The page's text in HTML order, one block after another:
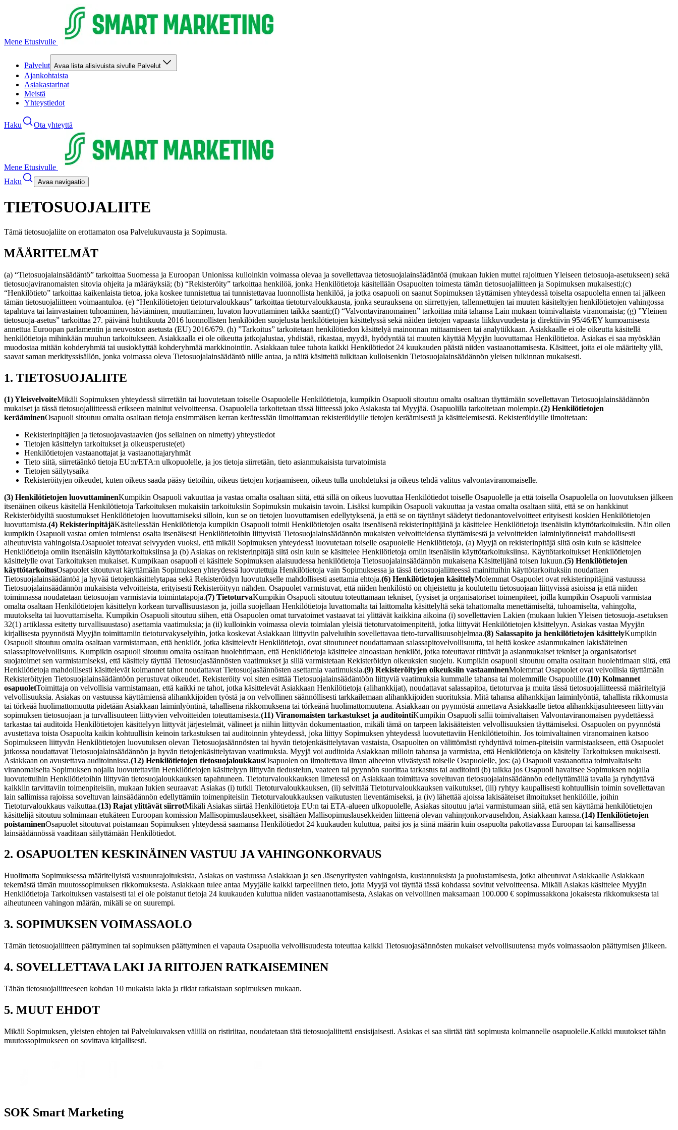
Mene Etusivulle
Palvelut Avaa lista alisivuista sivulle Palvelut
Ajankohtaista
Asiakastarinat
Meistä
Yhteystiedot
Haku Ota yhteyttä
Mene Etusivulle
Haku
Avaa navigaatio
TIETOSUOJALIITE
Tämä tietosuojaliite on erottamaton osa Palvelukuvausta ja Sopimusta.
MÄÄRITELMÄT
(a) “Tietosuojalainsäädäntö” tarkoittaa Suomessa ja Euroopan Unionissa kulloinkin voimassa olevaa ja sovellettavaa tietosuojalainsäädäntöä (mukaan lukien muttei rajoittuen Yleiseen tietosuoja-asetukseen) sekä
tietosuojaviranomaisten sitovia ohjeita ja määräyksiä; (b) “Rekisteröity” tarkoittaa henkilöä, jonka Henkilötietoja käsitellään Osapuolten toimesta tämän tietosuojaliitteen ja Sopimuksen mukaisesti;(c)
“Henkilötieto” tarkoittaa kaikenlaista tietoa, joka koskee tunnistettua tai tunnistettavaa luonnollista henkilöä, ja jotka osapuoli on saanut Sopimuksen täyttämisen yhteydessä toiselta osapuolelta ennen tai jälkeen
tämän tietosuojaliitteen voimaantuloa. (e) “Henkilötietojen tietoturvaloukkaus” tarkoittaa tietoturvaloukkausta, jonka seurauksena on siirrettyjen, tallennettujen tai muuten käsiteltyjen henkilötietojen vahingossa
tapahtuva tai lainvastainen tuhoaminen, häviäminen, muuttaminen, luvaton luovuttaminen taikka saanti;(f) “Valvontaviranomainen” tarkoittaa mitä tahansa Lain mukaan toimivaltaista viranomaista; (g) ”Yleinen
tietosuoja-asetus” tarkoittaa 27. päivänä huhtikuuta 2016 luonnollisten henkilöiden suojelusta henkilötietojen käsittelyssä sekä näiden tietojen vapaasta liikkuvuudesta ja direktiivin 95/46/EY kumoamisesta
annettua Euroopan parlamentin ja neuvoston asetusta (EU) 2016/679. (h) ”Tarkoitus” tarkoitetaan henkilötiedon käsittelyä mainonnan mittaamiseen tai analytiikkaan. Asiakkaalle ei ole oikeutta käsitellä
henkilötietoja mihinkään muuhun tarkoitukseen. Asiakkaalla ei ole oikeutta jatkojalustaa, yhdistää, rikastaa, myydä, hyödyntää tai muuten käyttää Myyjän luovuttamaa Henkilötietoa. Asiakas ei saa myöskään
muodostaa mitään kohderyhmiä tai uusiokäyttää kohderyhmää markkinointiin. Asiakkaan tulee tuhota kaikki Henkilötiedot 24 kuukauden päästä niiden vastaanottamisesta. Käsitteet, joita ei ole määritelty yllä,
saavat saman merkityssisällön, jonka voimassa oleva Tietosuojalainsäädäntö niille antaa, ja näitä käsitteitä tulkitaan kulloisenkin Tietosuojalainsäädännön yleisen tulkinnan mukaisesti.
1. TIETOSUOJALIITE
(1) YleisvelvoiteMikäli Sopimuksen yhteydessä siirretään tai luovutetaan toiselle Osapuolelle Henkilötietoja, kumpikin Osapuoli sitoutuu omalta osaltaan täyttämään sovellettavan Tietosuojalainsäädännön
mukaiset ja tässä tietosuojaliitteessä erikseen mainitut velvoitteensa. Osapuolella tarkoitetaan tässä liitteessä joko Asiakasta tai Myyjää. Osapuolilla tarkoitetaan molempia.(2) Henkilötietojen
kerääminenOsapuoli sitoutuu omalta osaltaan tietoja ensimmäisen kerran kerätessään ilmoittamaan rekisteröidyille tietojen keräämisestä ja käsittelemisestä. Rekisteröidyille ilmoitetaan:
Rekisterinpitäjien ja tietosuojavastaavien (jos sellainen on nimetty) yhteystiedot
Tietojen käsittelyn tarkoitukset ja oikeusperuste(et)
Henkilötietojen vastaanottajat ja vastaanottajaryhmät
Tieto siitä, siirretäänkö tietoja EU:n/ETA:n ulkopuolelle, ja jos tietoja siirretään, tieto asianmukaisista turvatoimista
Tietojen säilytysaika
Rekisteröityjen oikeudet, kuten oikeus saada pääsy tietoihin, oikeus tietojen korjaamiseen, oikeus tulla unohdetuksi ja oikeus tehdä valitus valvontaviranomaiselle.
(3) Henkilötietojen luovuttaminenKumpikin Osapuoli vakuuttaa ja vastaa omalta osaltaan siitä, että sillä on oikeus luovuttaa Henkilötiedot toiselle Osapuolelle ja että toisella Osapuolella on luovutuksen jälkeen
itsenäinen oikeus käsitellä Henkilötietoja Tarkoituksen mukaisiin tarkoituksiin Sopimuksin mukaisin tavoin. Lisäksi kumpikin Osapuoli vakuuttaa ja vastaa omalta osaltaan siitä, että se on hankkinut
Rekisteröidyiltä suostumukset Henkilötietojen luovuttamiseksi silloin, kun se on tietojen luovuttamisen edellytyksenä, ja että se on täyttänyt säädetyt tiedonantovelvoitteet erityisesti koskien Henkilötietojen
luovuttamista.(4) RekisterinpitäjäKäsitellessään Henkilötietoja kumpikin Osapuoli toimii Henkilötietojen osalta itsenäisenä rekisterinpitäjänä ja käsittelee Henkilötietoja itsenäisiin käyttötarkoituksiin. Näin ollen
kumpikin Osapuoli vastaa omien toimiensa osalta itsenäisesti Henkilötietoihin liittyvistä Tietosuojalainsäädännön mukaisten velvoitteidensa täyttämisestä ja velvoitteiden laiminlyönneistä mahdollisesti
aiheutuvista vahingoista.Osapuolet toteavat selvyyden vuoksi, että mikäli Sopimuksen yhteydessä luovutetaan toiselle osapuolelle Henkilötietoja, (a) Myyjä on rekisterinpitäjä siltä osin kuin se käsittelee
Henkilötietoja omiin itsenäisiin käyttötarkoituksiinsa ja (b) Asiakas on rekisterinpitäjä siltä osin kuin se käsittelee Henkilötietoja omiin itsenäisiin käyttötarkoituksiinsa. Käyttötarkoitukset Henkilötietojen
käsittelylle ovat Tarkoituksen mukaiset. Kumpikaan osapuoli ei käsittele Sopimuksen alaisuudessa henkilötietoja Tietosuojalainsäädännön mukaisena Käsittelijänä toisen lukuun.(5) Henkilötietojen
käyttötarkoitusOsapuolet sitoutuvat käyttämään Sopimuksen yhteydessä luovutettuja Henkilötietoja vain Sopimuksessa ja tässä tietosuojaliitteessä mainittuihin käyttötarkoituksiin noudattaen
Tietosuojalainsäädäntöä ja hyvää tietojenkäsittelytapaa sekä Rekisteröidyn luovutukselle mahdollisesti asettamia ehtoja.(6) Henkilötietojen käsittelyMolemmat Osapuolet ovat rekisterinpitäjinä vastuussa
Tietosuojalainsäädännön mukaisista velvoitteista, erityisesti Rekisteröityyn nähden. Osapuolet varmistuvat, että niiden henkilöstö on ohjeistettu ja koulutettu tietosuojaan liittyvissä asioissa ja että niiden
toiminnassa noudatetaan tietosuojan varmistavia toimintatapoja.(7) TietoturvaKumpikin Osapuoli sitoutuu toteuttamaan tekniset, fyysiset ja organisatoriset toimenpiteet, joilla kumpikin Osapuoli varmistaa
omalta osaltaan Henkilötietojen käsittelyn korkean turvallisuustason ja, joilla suojellaan Henkilötietoja luvattomalta tai laittomalta käsittelyltä sekä tahattomalta menettämiseltä, tuhoamiselta, vahingolta,
muutokselta tai luovuttamiselta. Kumpikin Osapuoli sitoutuu siihen, että Osapuolen omat turvatoimet vastaavat tai ylittävät kaikkina aikoina (i) sovellettavien Lakien (mukaan lukien Yleisen tietosuoja-asetuksen
32(1) artiklassa esitetty turvallisuustaso) asettamia vaatimuksia; ja (ii) kulloinkin voimassa olevia toimialan yleisiä tietoturvatoimenpiteitä, jotka liittyvät Henkilötietojen käsittelyyn. Asiakas vastaa Myyjän
kirjallisesta pyynnöstä Myyjän toimittamiin tietoturvakyselyihin, jotka koskevat Asiakkaan liittyviin palveluihin sovellettavaa tieto-turvallisuusohjelmaa.(8) Salassapito ja henkilötietojen käsittelyKumpikin
Osapuoli sitoutuu omalta osaltaan varmistamaan, että henkilöt, jotka käsittelevät Henkilötietoja, ovat sitoutuneet noudattamaan salassapitovelvollisuutta, tai heitä koskee asianmukainen lakisääteinen
salassapitovelvollisuus. Kumpikin osapuoli sitoutuu omalta osaltaan huolehtimaan, että Henkilötietoja käsittelee ainoastaan henkilöt, jotka toteuttavat riittävät ja asianmukaiset tekniset ja organisatoriset
suojatoimet sen varmistamiseksi, että käsittely täyttää Tietosuojasäännösten vaatimukset ja sillä varmistetaan Rekisteröidyn oikeuksien suojelu. Kumpikin osapuoli sitoutuu omalta osaltaan huolehtimaan siitä, että
Henkilötietoja mahdollisesti käsittelevät kolmannet tahot noudattavat Tietosuojasäännösten asettamia vaatimuksia.(9) Rekisteröityjen oikeuksiin vastaaminenMolemmat Osapuolet ovat velvollisia täyttämään
Rekisteröityjen Tietosuojalainsäädäntöön perustuvat oikeudet. Rekisteröity voi siten esittää Tietosuojalainsäädäntöön liittyviä vaatimuksia kummalle tahansa tai molemmille Osapuolille.(10) Kolmannet
osapuoletToimittaja on velvollisia varmistamaan, että kaikki ne tahot, jotka käsittelevät Asiakkaan Henkilötietoja (alihankkijat), noudattavat salassapitoa, tietoturvaa ja muita tässä tietosuojaliitteessä määriteltyjä
velvollisuuksia. Asiakas on vastuussa käyttämiensä alihankkijoiden työstä ja on velvollinen säännöllisesti tarkkailemaan alihankkijoiden suorituksia. Mitä tahansa alihankkijan laiminlyöntiä, tahallista rikkomusta
tai törkeää huolimattomuutta pidetään Asiakkaan laiminlyöntinä, tahallisena rikkomuksena tai törkeänä huolimattomuutena. Asiakkaan on pyynnöstä annettava Asiakkaalle tietoa alihankkijasuhteeseen liittyvän
sopimuksen tietosuojaan ja turvallisuuteen liittyvien velvoitteiden toteuttamisesta.(11) Viranomaisten tarkastukset ja auditointiKumpikin Osapuoli sallii toimivaltaisen Valvontaviranomaisen pyydettäessä
tarkastaa tai auditoida Henkilötietojen käsittelyyn liittyvät järjestelmät, välineet ja niihin liittyvän dokumentaation, mikäli tämä on tarpeen lakisääteisten velvollisuuksien täyttämiseksi. Osapuolen on pyynnöstä
avustettava toista Osapuolta kaikin kohtuullisin keinoin tarkastuksen tai auditoinnin yhteydessä, joka liittyy Sopimuksen yhteydessä luovutettaviin Henkilötietoihin. Jos toimivaltainen viranomainen katsoo
Sopimukseen liittyvän Henkilötietojen luovutuksen olevan Tietosuojasäännösten tai hyvän tietojenkäsittelytavan vastaista, Osapuolten on välittömästi ryhdyttävä toimen-piteisiin varmistaakseen, että Osapuolet
jatkossa noudattavat Tietosuojalainsäädännön ja hyvän tietojenkäsittelytavan vaatimuksia. Myyjä voi auditoida Asiakkaan milloin tahansa ja varmistaa, että Henkilötietoja on käsitelty Tarkoituksen mukaisesti.
Asiakkaan on avustettava auditoinnissa.(12) Henkilötietojen tietosuojaloukkausOsapuolen on ilmoitettava ilman aiheeton viivästystä toiselle Osapuolelle, jos: (a) Osapuoli vastaanottaa toimivaltaiselta
viranomaiselta Sopimuksen nojalla luovutettaviin Henkilötietojen käsittelyyn liittyvän tiedustelun, vaateen tai pyynnön suorittaa tarkastus tai auditointi (b) taikka jos Osapuoli havaitsee Sopimuksen nojalla
luovutettuihin Henkilötietoihin liittyvän tietosuojaloukkauksen tapahtuneen. Tietoturvaloukkauksen ilmetessä on Asiakkaan toimittava soveltuvan tietosuojalainsäädännön edellyttämällä tavalla ja ryhdyttävä
kaikkiin tarvittaviin toimenpiteisiin, mukaan lukien seuraavat: Asiakas (i) tutkii Tietoturvaloukkauksen, (ii) selvittää Tietoturvaloukkauksen vaikutukset, (iii) ryhtyy kaupallisesti kohtuullisin toimin sovellettavan
lain sallimissa rajoissa soveltuvan lainsäädännön edellyttämiin toimenpiteisiin Tietoturvaloukkauksen vaikutusten lieventämiseksi, ja (iv) lähettää ajoissa lakisääteiset ilmoitukset henkilöille, joihin
Tietoturvaloukkaus vaikuttaa.(13) Rajat ylittävät siirrotMikäli Asiakas siirtää Henkilötietoja EU:n tai ETA-alueen ulkopuolelle, Asiakas sitoutuu ja/tai varmistumaan siitä, että sen käyttämä henkilötietojen
käsittelijä sitoutuu solmimaan etukäteen Euroopan komission Mallisopimuslausekkeet, sisältäen Mallisopimuslausekkeiden liitteenä olevan vahingonkorvausehdon, Asiakkaan kanssa.(14) Henkilötietojen
poistaminenOsapuolet sitoutuvat poistamaan Sopimuksen yhteydessä saamansa Henkilötiedot 24 kuukauden kuluttua, paitsi jos ja siinä määrin kuin osapuolta pakottavassa Euroopan tai kansallisessa
lainsäädännössä vaaditaan säilyttämään Henkilötiedot.
2. OSAPUOLTEN KESKINÄINEN VASTUU JA VAHINGONKORVAUS
Huolimatta Sopimuksessa määritellyistä vastuunrajoituksista, Asiakas on vastuussa Asiakkaan ja sen Jäsenyritysten vahingoista, kustannuksista ja puolustamisesta, jotka aiheutuvat Asiakkaalle Asiakkaan
tekemästä tämän muutossopimuksen rikkomuksesta. Asiakkaan tulee antaa Myyjälle kaikki tarpeellinen tieto, jotta Myyjä voi täyttää tässä kohdassa sovitut velvoitteensa. Mikäli Asiakas käsittelee Myyjän
Henkilötietoja Tarkoituksen vastaisesti tai ei ole poistanut tietoja 24 kuukauden kuluttua niiden vastaanottamisesta, Asiakas on velvollinen maksamaan 100.000 € sopimussakkona jokaisesta rikkomuksesta tai
aiheutuneen vahingon määrän, mikäli se on suurempi.
3. SOPIMUKSEN VOIMASSAOLO
Tämän tietosuojaliitteen päättyminen tai sopimuksen päättyminen ei vapauta Osapuolia velvollisuudesta toteuttaa kaikki Tietosuojasäännösten mukaiset velvollisuutensa myös voimassaolon päättymisen jälkeen.
4. SOVELLETTAVA LAKI JA RIITOJEN RATKAISEMINEN
Tähän tietosuojaliitteeseen kohdan 10 mukaista lakia ja riidat ratkaistaan sopimuksen mukaan.
5. MUUT EHDOT
Mikäli Sopimuksen, yleisten ehtojen tai Palvelukuvaksen välillä on ristiriitaa, noudatetaan tätä tietosuojaliitettä ensisijaisesti. Asiakas ei saa siirtää tätä sopimusta kolmannelle osapuolelle.Kaikki muutokset tähän
muutossopimukseen on sovittava kirjallisesti.
SOK Smart Marketing